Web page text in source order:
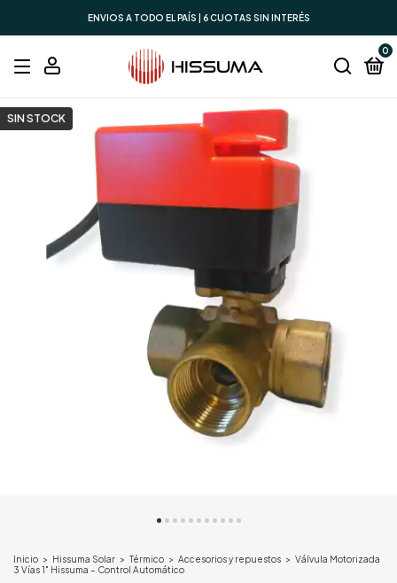
ENVIOS A TODO EL PAÍS | 6 CUOTAS SIN INTERÉS
0
SIN STOCK
Inicio > Hissuma Solar > Térmico > Accesorios y repuestos > Válvula Motorizada
3 Vías 1" Hissuma – Control Automático